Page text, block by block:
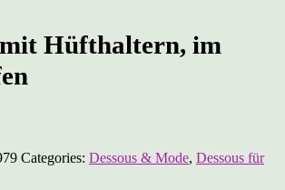
Hüfthaltern, im
Categories: Dessous & Mode, Dessous für